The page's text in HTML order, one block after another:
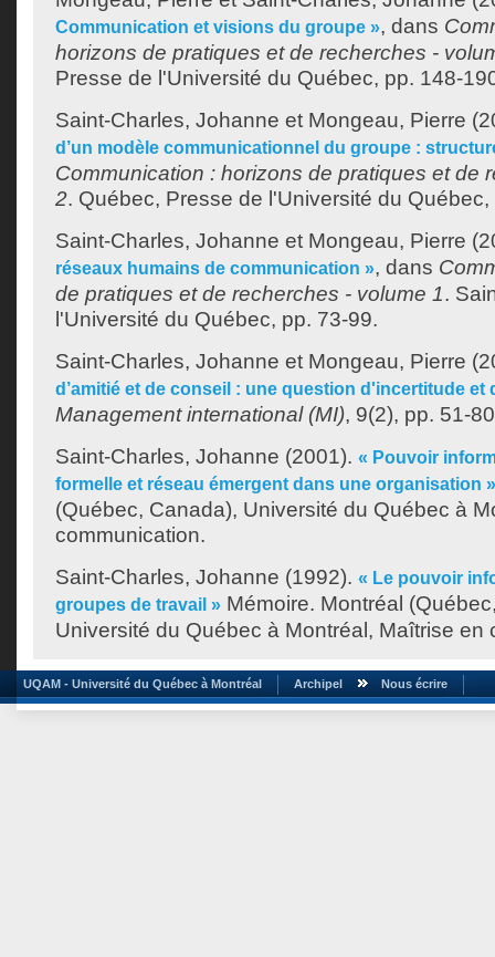
Communication et visions du groupe », dans
horizons de pratiques et de recherches -
Presse de l'Université du Québec, pp. 148-
Saint-Charles, Johanne et Mongeau, Pierre
d’un modèle communicationnel du groupe :
Communication : horizons de pratiques et de
2. Québec, Presse de l'Université du
Saint-Charles, Johanne et Mongeau, Pierre
réseaux humains de communication », dans
de pratiques et de recherches - volume 1.
l'Université du Québec, pp. 73-99.
Saint-Charles, Johanne et Mongeau, Pierre
d’amitié et de conseil : une question d'incertitude et
Management international (MI), 9(2), pp. 51-
Saint-Charles, Johanne (2001). « Pouvoir
formelle et réseau émergent dans une organisation »
(Québec, Canada), Université du Québec à
communication.
Saint-Charles, Johanne (1992). « Le pouvoir
groupes de travail » Mémoire. Montréal
Université du Québec à Montréal, Maîtrise en
UQAM - Université du Québec à Montréal Archipel Nous écrire